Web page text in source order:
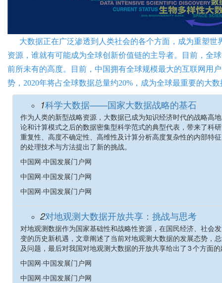
大数据正在广泛渗透到人类社会的各个方面，成为重塑
资源，谁就有可能成为全球创新价值链的主导者。目前，全
前所未有的高度。目前，中国拥有全球规模最大的互联网用
势，2020年将占全球数据总量约20%，成为全球最重要的大
1科学大数据——国家大数据战略的基石
作为人类的新型战略资源，大数据已成为知识经济时代的战略高
论和计算模式之后的数据密集型科学范式的典型代表，带来了科
重复性、高度不确定性、高维性及计算分析高度复杂性的内部特
的处理技术与方法提出了新的挑战。
中国网·中国发展门户网
中国网·中国发展门户网
中国网·中国发展门户网
2对地观测大数据开放共享：挑战与思考
对地观测数据作为国家基础性和战略性资源，在国民经济、社会
变的历史新机遇，文章阐述了当前对地观测大数据的发展态势，
及问题，最后对我国对地观测大数据的开放共享给出了 3 个方面
中国网·中国发展门户网
中国网·中国发展门户网